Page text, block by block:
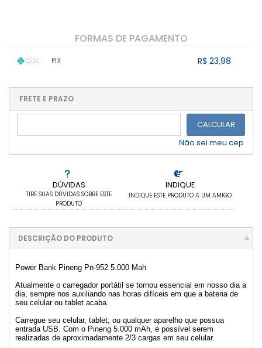
DÚVIDAS
TIRE SUAS DÚVIDAS SOBRE ESTE
PRODUTO
INDIQUE
INDIQUE ESTE PRODUTO A UM AMIGO
FORMAS DE PAGAMENTO
PIX R$ 23,98
...
....
FRETE E PRAZO
CALCULAR
Não sei meu cep
DESCRIÇÃO DO PRODUTO
Power Bank Pineng Pn-952 5.000 Mah
Atualmente o carregador portátil se tornou essencial em nosso dia a
dia, sempre nos auxiliando nas horas difíceis em que a bateria de
seu celular ou tablet acaba.
Carregue seu celular, tablet, ou qualquer aparelho que possua
entrada USB. Com o Pineng 5.000 mAh, é possível serem
realizadas de aproximadamente 2/3 cargas em seu celular.